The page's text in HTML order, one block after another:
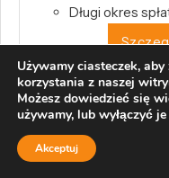
Długi okres
Pożyczka
Używamy ciasteczek,
korzystania z naszej
Możesz dowiedzieć się
używamy, lub wyłączyć
Akceptuj